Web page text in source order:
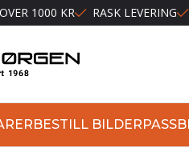
1000 KR RASK LEVERING
BESTILL BILDER